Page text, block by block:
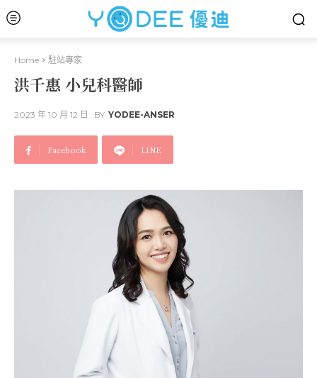
Home 駐站專家
洪千惠 小兒科醫師
2023 年 10 月 12 日 BY YODEE-ANSER
Facebook LINE